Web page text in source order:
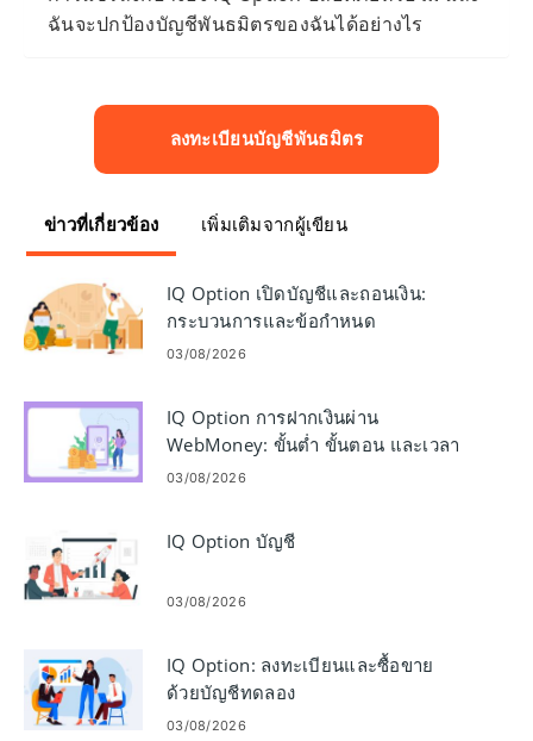
ฉันจะปกป้องบัญชีพันธมิตรของฉันได้อย่างไร
ลงทะเบียนบัญชีพันธมิตร
ข่าวที่เกี่ยวข้อง เพิ่มเติมจากผู้เขียน
IQ Option เปิดบัญชีและถอนเงิน:
กระบวนการและข้อกำหนด
03/08/2026
IQ Option การฝากเงินผ่าน
WebMoney: ขั้นต่ำ ขั้นตอน และเวลา
03/08/2026
IQ Option บัญชี
03/08/2026
IQ Option: ลงทะเบียนและซื้อขาย
ด้วยบัญชีทดลอง
03/08/2026